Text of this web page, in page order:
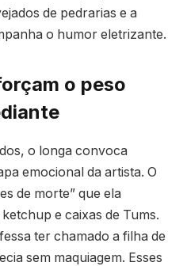
de pedrarias e a
o humor eletrizante.
o peso
o longa convoca
emocional da artista. O
de morte” que ela
e caixas de Tums.
ter chamado a filha de
sem maquiagem. Esses